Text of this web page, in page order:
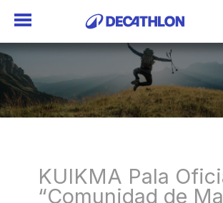
KUIKMA Pala
“Comunidad de